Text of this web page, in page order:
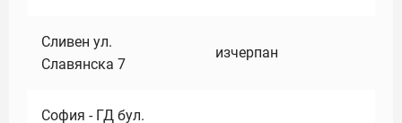
Сливен ул.
Славянска 7
изчерпан
София - ГД бул.